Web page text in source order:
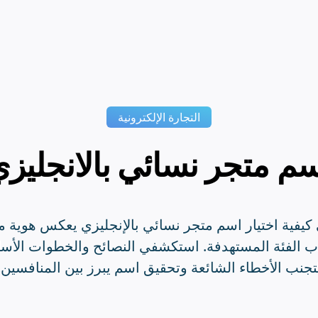
التجارة الإلكترونية
متجر نسائي
كيفية اختيار اسم متجر نسائي بالإنجليزي يعكس هوية
الفئة المستهدفة. استكشفي النصائح والخطوات
الأخطاء الشائعة وتحقيق اسم يبرز بين